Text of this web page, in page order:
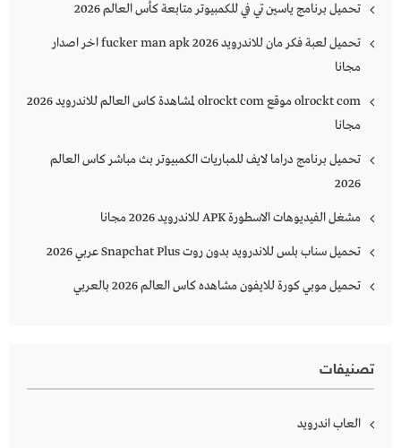
تحميل برنامج ياسين تي في للكمبيوتر متابعة كأس العالم 2026
تحميل لعبة فكر مان للاندرويد 2026 fucker man apk اخر اصدار
مجانا
olrockt com موقع olrockt com لمشاهدة كاس العالم للاندرويد 2026
مجانا
تحميل برنامج دراما لايف للمباريات الكمبيوتر بث مباشر كاس العالم
2026
مشغل الفيديوهات الاسطورة APK للاندرويد 2026 مجانا
تحميل سناب بلس للاندرويد بدون روت Snapchat Plus‏ عربي 2026
تحميل موبي كورة للايفون مشاهده كاس العالم 2026 بالعربي
تصنيفات
العاب اندرويد